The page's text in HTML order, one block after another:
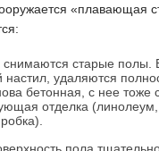
«плавающая
старые полы.
удаляются
бетонная, с нее тоже
отделка
пола